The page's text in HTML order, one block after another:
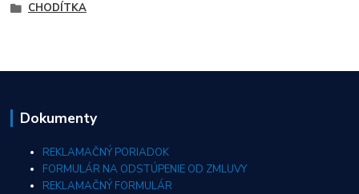
CHODÍTKA
Dokumenty
REKLAMAČNÝ PORIADOK
FORMULÁR NA ODSTÚPENIE OD ZMLUVY
REKLAMAČNÝ FORMULÁR